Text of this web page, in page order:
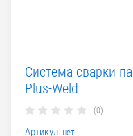
Система сварки
Plus-Weld
(0)
Артикул: нет